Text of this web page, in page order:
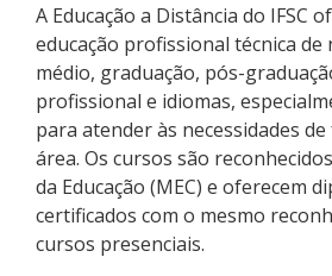
PartiuIF
Parcerias
Processo de Inscrição
A Educação a Distância do IFSC
educação profissional técnica de
médio, graduação, pós-
profissional e idiomas,
para atender às necessidades
área. Os cursos são
da Educação (MEC) e oferecem
certificados com o mesmo
cursos presenciais.